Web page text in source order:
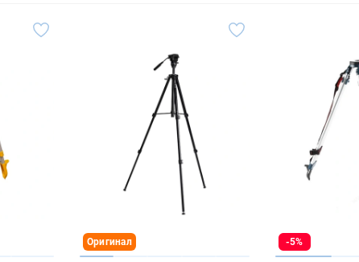
Оригинал -5%